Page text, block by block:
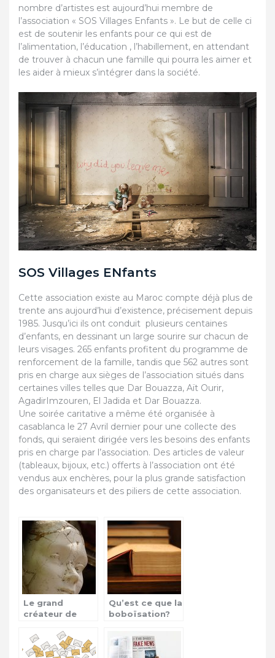
nombre d’artistes est aujourd’hui membre de
l’association « SOS Villages Enfants ». Le but de celle ci
est de soutenir les enfants pour ce qui est de
l’alimentation, l’éducation , l’habillement, en attendant
de trouver à chacun une famille qui pourra les aimer et
les aider à mieux s’intégrer dans la société.
SOS Villages ENfants
Cette association existe au Maroc compte déjà plus de
trente ans aujourd’hui d’existence, précisement depuis
1985. Jusqu’ici ils ont conduit plusieurs centaines
d’enfants, en dessinant un large sourire sur chacun de
leurs visages. 265 enfants profitent du programme de
renforcement de la famille, tandis que 562 autres sont
pris en charge aux sièges de l’association situés dans
certaines villes telles que Dar Bouazza, Aït Ourir,
AgadirImzouren, El Jadida et Dar Bouazza.
Une soirée caritative a même été organisée à
casablanca le 27 Avril dernier pour une collecte des
fonds, qui seraient dirigée vers les besoins des enfants
pris en charge par l’association. Des articles de valeur
(tableaux, bijoux, etc.) offerts à l’association ont été
vendus aux enchères, pour la plus grande satisfaction
des organisateurs et des piliers de cette association.
Le grand
créateur de
Lagerfeld n’est
plus!
Qu’est ce que la
boboïsation?